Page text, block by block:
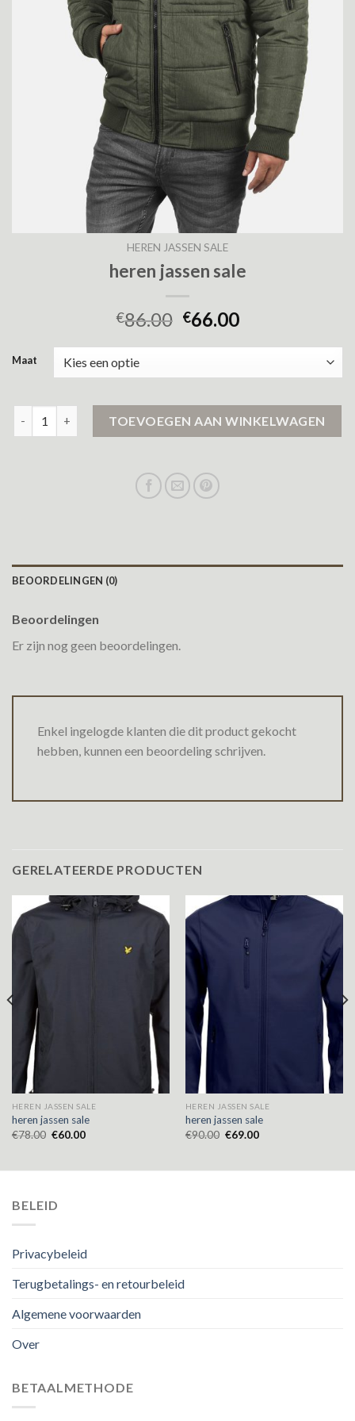
HEREN JASSEN SALE
heren jassen sale
€86.00 €66.00
Maat
TOEVOEGEN AAN WINKELWAGEN
BEOORDELINGEN (0)
Beoordelingen
Er zijn nog geen beoordelingen.
Enkel ingelogde klanten die dit product gekocht
hebben, kunnen een beoordeling schrijven.
GERELATEERDE PRODUCTEN
HEREN JASSEN SALE
heren jassen sale
€78.00 €60.00
HEREN JASSEN SALE
heren jassen sale
€90.00 €69.00
BELEID
Privacybeleid
Terugbetalings- en retourbeleid
Algemene voorwaarden
Over
BETAALMETHODE